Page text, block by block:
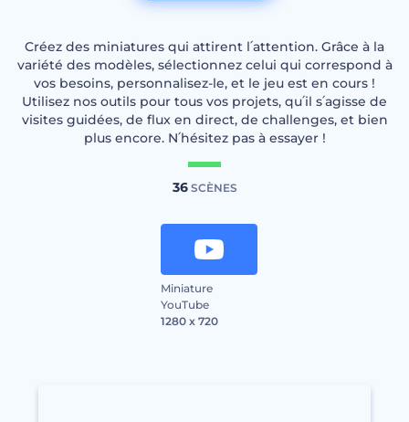
Créez des miniatures qui attirent l՛attention. Grâce à la
variété des modèles, sélectionnez celui qui correspond à
vos besoins, personnalisez-le, et le jeu est en cours !
Utilisez nos outils pour tous vos projets, qu՛il s՛agisse de
visites guidées, de flux en direct, de challenges, et bien
plus encore. N՛hésitez pas à essayer !
36SCÈNES
Miniature
YouTube
1280 x 720